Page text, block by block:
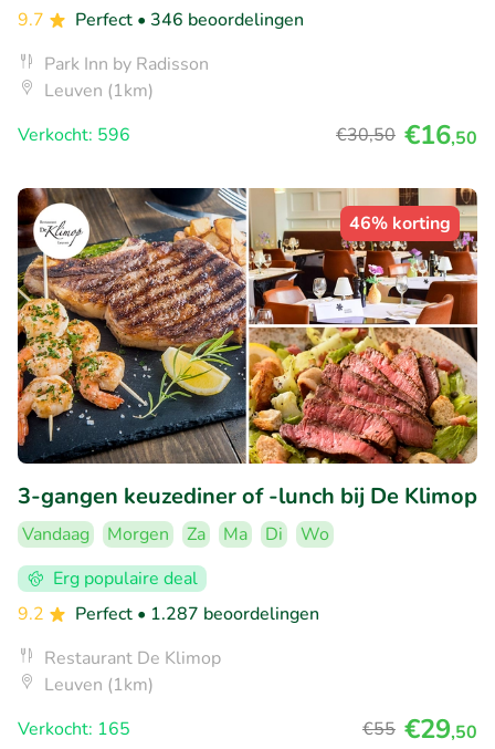
9.7
Perfect • 346 beoordelingen
Park Inn by Radisson
Leuven (1km)
Verkocht: 596
€30,50 €16,50
46% korting
3-gangen keuzediner of -lunch bij De Klimop
Vandaag Morgen Za Ma Di
Wo
Erg populaire deal
9.2
Perfect • 1.287 beoordelingen
Restaurant De Klimop
Leuven (1km)
Verkocht: 165
€55 €29,50